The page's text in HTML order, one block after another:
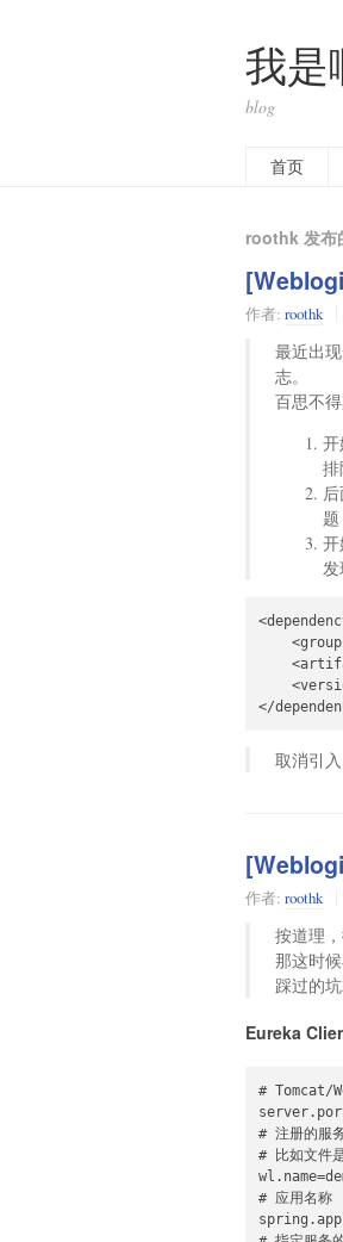
我是
blog
首页
roothk 发布
作者: roothk
最近出
志。
百思不
开
排
题
开
</
取消引
作者: roothk
按道理
那这时
踩过的
Eureka
# Tomcat/
# 注册的服
# 比如文件
# 应用名称